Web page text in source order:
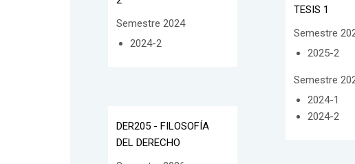
Semestre 2024
2024-2
DER205 - FILOSOFÍA
DEL DERECHO
TESIS 1
Semestre
2025-2
Semestre
2024-1
2024-2